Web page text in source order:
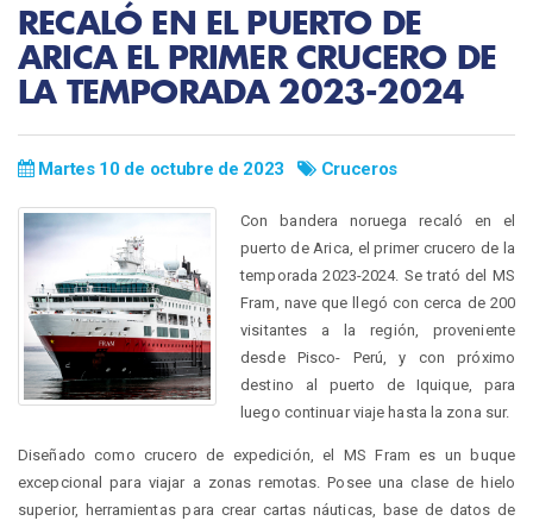
RECALÓ EN EL PUERTO DE
ARICA EL PRIMER CRUCERO DE
LA TEMPORADA 2023-2024
Martes 10 de octubre de 2023 Cruceros
Con bandera noruega recaló en el
puerto de Arica, el primer crucero de la
temporada 2023-2024. Se trató del MS
Fram, nave que llegó con cerca de 200
visitantes a la región, proveniente
desde Pisco- Perú, y con próximo
destino al puerto de Iquique, para
luego continuar viaje hasta la zona sur.
Diseñado como crucero de expedición, el MS Fram es un buque
excepcional para viajar a zonas remotas. Posee una clase de hielo
superior, herramientas para crear cartas náuticas, base de datos de